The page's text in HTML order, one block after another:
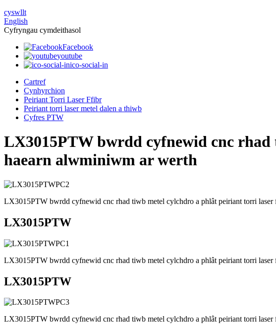
cyswllt
English
Cyfryngau cymdeithasol
Facebook
youtube
ico-social-in
Cartref
Cynhyrchion
Peiriant Torri Laser Ffibr
Peiriant torri laser metel dalen a thiwb
Cyfres PTW
LX3015PTW bwrdd cyfnewid cnc
haearn alwminiwm ar werth
LX3015PTW bwrdd cyfnewid cnc rhad tiwb metel cylchdro a phlât peiriant torri
LX3015PTW
LX3015PTW bwrdd cyfnewid cnc rhad tiwb metel cylchdro a phlât peiriant torri
LX3015PTW
LX3015PTW bwrdd cyfnewid cnc rhad tiwb metel cylchdro a phlât peiriant torri